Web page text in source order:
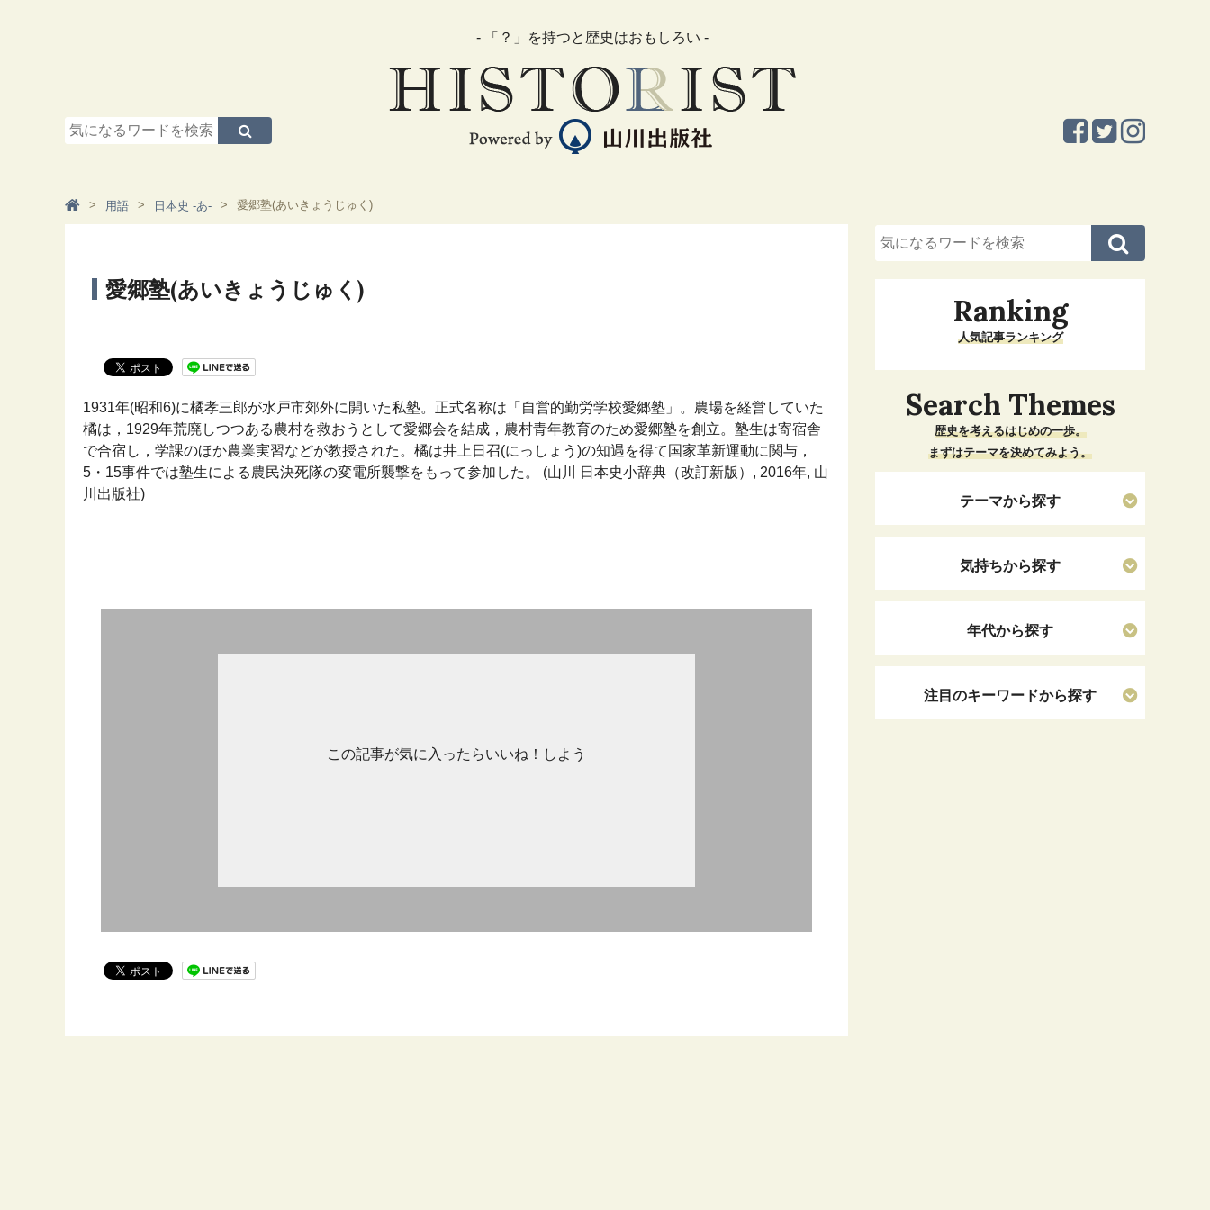
- 「？」を持つと歴史はおもしろい -
用語 日本史 -あ- 愛郷塾(あいきょうじゅく)
愛郷塾(あいきょうじゅく)
1931年(昭和6)に橘孝三郎が水戸市郊外に開いた私塾。正式名称は「自営的勤労学校愛郷塾」。農場を経営していた
橘は，1929年荒廃しつつある農村を救おうとして愛郷会を結成，農村青年教育のため愛郷塾を創立。塾生は寄宿舎
で合宿し，学課のほか農業実習などが教授された。橘は井上日召(にっしょう)の知遇を得て国家革新運動に関与，
5・15事件では塾生による農民決死隊の変電所襲撃をもって参加した。 (山川 日本史小辞典（改訂新版）, 2016年, 山
川出版社)
この記事が気に入ったらいいね！しよう
Ranking
人気記事ランキング
Search Themes
歴史を考えるはじめの一歩。
まずはテーマを決めてみよう。
テーマから探す
気持ちから探す
年代から探す
注目のキーワードから探す